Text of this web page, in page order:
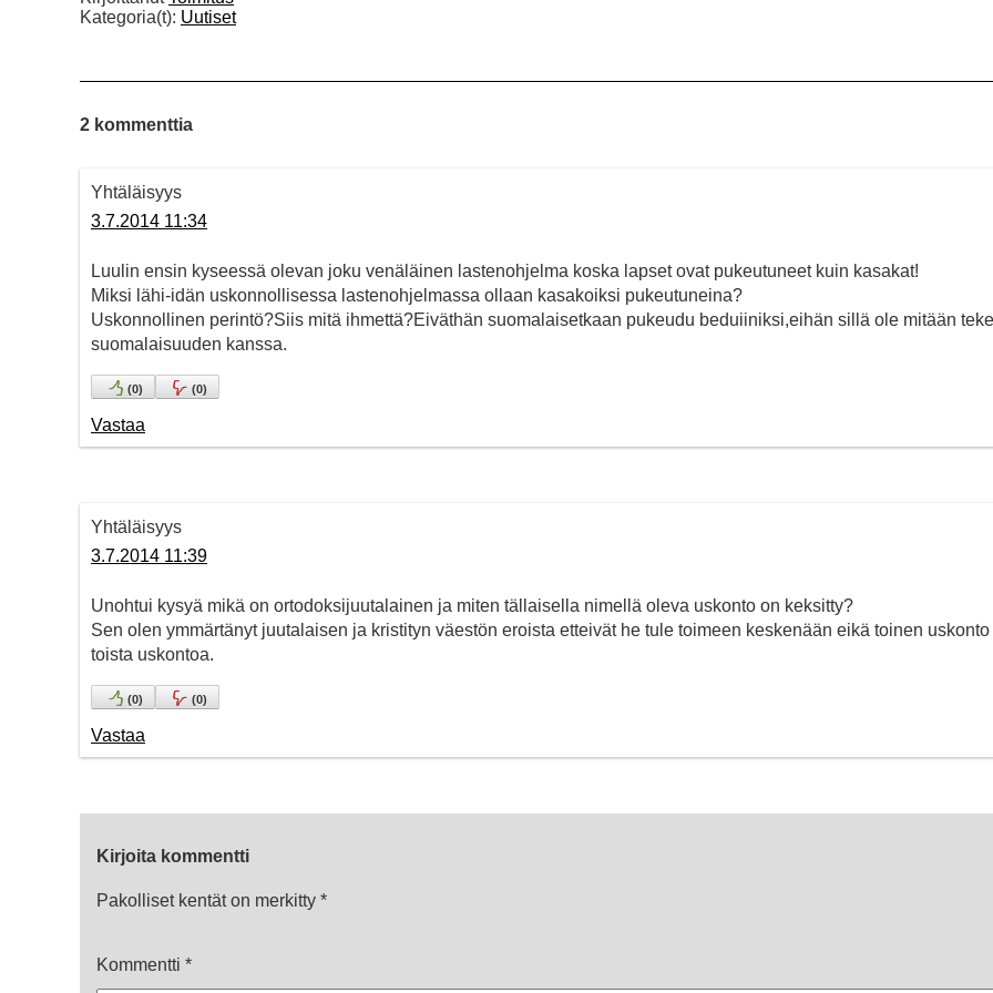
Kategoria(t): Uutiset
2 kommenttia
Yhtäläisyys
3.7.2014 11:34
Luulin ensin kyseessä olevan joku venäläinen lastenohjelma koska lapset ovat pukeutuneet kuin kasakat!
Miksi lähi-idän uskonnollisessa lastenohjelmassa ollaan kasakoiksi pukeutuneina?
Uskonnollinen perintö?Siis mitä ihmettä?Eiväthän suomalaisetkaan pukeudu beduiiniksi,eihän sillä ole mitään
suomalaisuuden kanssa.
(0) (0)
Vastaa
Yhtäläisyys
3.7.2014 11:39
Unohtui kysyä mikä on ortodoksijuutalainen ja miten tällaisella nimellä oleva uskonto on keksitty?
Sen olen ymmärtänyt juutalaisen ja kristityn väestön eroista etteivät he tule toimeen keskenään eikä toinen
toista uskontoa.
(0) (0)
Vastaa
Kirjoita kommentti
Pakolliset kentät on merkitty *
Kommentti *